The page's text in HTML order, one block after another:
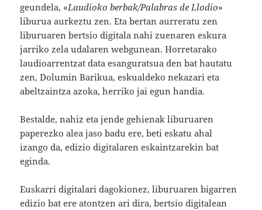
geundela, «Laudioko berbak/Palabras de Llodio»
liburua aurkeztu zen. Eta bertan aurreratu zen
liburuaren bertsio digitala nahi zuenaren eskura
jarriko zela udalaren webgunean. Horretarako
laudioarrentzat data esanguratsua den bat hautatu
zen, Dolumin Barikua, eskualdeko nekazari eta
abeltzaintza azoka, herriko jai egun handia.
Bestalde, nahiz eta jende gehienak liburuaren
paperezko alea jaso badu ere, beti eskatu ahal
izango da, edizio digitalaren eskaintzarekin bat
eginda.
Euskarri digitalari dagokionez, liburuaren bigarren
edizio bat ere atontzen ari dira, bertsio digitalean